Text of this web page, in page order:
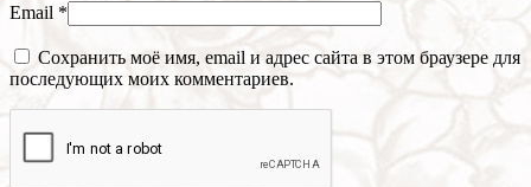
Email *
Сохранить моё имя, email и адрес сайта в этом браузере для
последующих моих комментариев.